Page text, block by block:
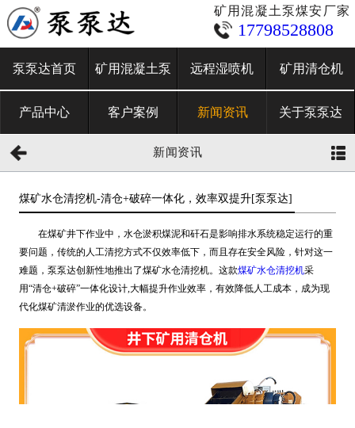
矿用混凝土泵煤安厂家
17798528808
泵泵达首页 矿用混凝土泵 远程湿喷机 矿用清仓机
产品中心 客户案例 新闻资讯 关于泵泵达
新闻资讯
煤矿水仓清挖机-清仓+破碎一体化，效率双提升[泵泵达]
在煤矿井下作业中，水仓淤积煤泥和矸石是影响排水系统稳定运行的重
要问题，传统的人工清挖方式不仅效率低下，而且存在安全风险，针对这一
难题，泵泵达创新性地推出了煤矿水仓清挖机。这款煤矿水仓清挖机采
用“清仓+破碎”一体化设计,大幅提升作业效率，有效降低人工成本，成为现
代化煤矿清淤作业的优选设备。